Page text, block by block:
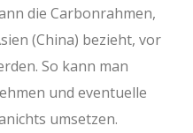
die Carbonrahmen,
(China) bezieht, vor
So kann man
und eventuelle
umsetzen.